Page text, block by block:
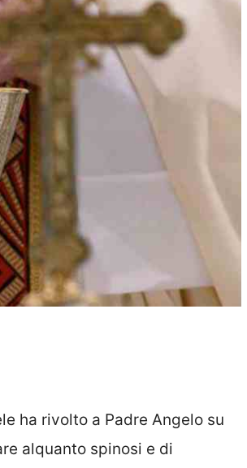
ha rivolto a Padre Angelo su
alquanto spinosi e di